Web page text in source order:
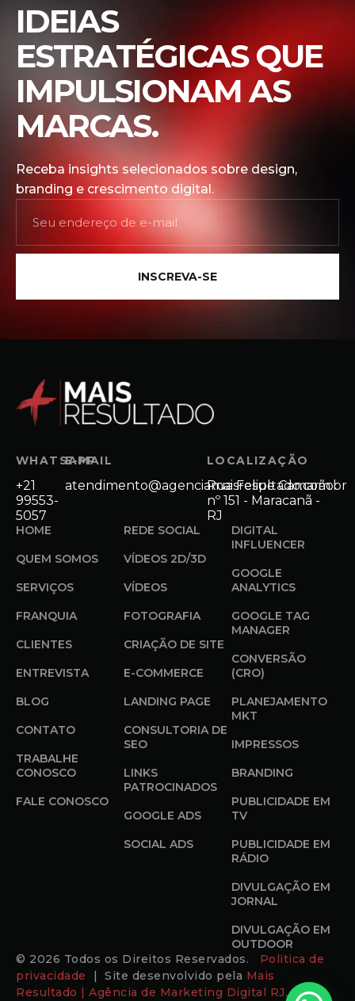
IDEIAS
ESTRATÉGICAS QUE
IMPULSIONAM AS
MARCAS.
Receba insights selecionados sobre design,
branding e crescimento digital.
INSCREVA-SE
WHATSAPP
+21
99553-
5057
E-MAIL
atendimento@agenciamaisresultado.com.br
LOCALIZAÇÃO
Rua Felipe Camarão
nº 151 - Maracanã -
RJ
HOME
QUEM SOMOS
SERVIÇOS
FRANQUIA
CLIENTES
ENTREVISTA
BLOG
CONTATO
TRABALHE
CONOSCO
FALE CONOSCO
REDE SOCIAL
VÍDEOS 2D/3D
VÍDEOS
FOTOGRAFIA
CRIAÇÃO DE SITE
E-COMMERCE
LANDING PAGE
CONSULTORIA DE
SEO
LINKS
PATROCINADOS
GOOGLE ADS
SOCIAL ADS
DIGITAL
INFLUENCER
GOOGLE
ANALYTICS
GOOGLE TAG
MANAGER
CONVERSÃO
(CRO)
PLANEJAMENTO
MKT
IMPRESSOS
BRANDING
PUBLICIDADE EM
TV
PUBLICIDADE EM
RÁDIO
DIVULGAÇÃO EM
JORNAL
DIVULGAÇÃO EM
OUTDOOR
© 2026 Todos os Direitos Reservados. Politica de
privacidade
| Site desenvolvido pela Mais
Resultado | Agência de Marketing Digital RJ.